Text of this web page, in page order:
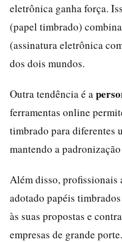
eletrônica ganha força.
(papel timbrado)
(assinatura eletrônica
dos dois mundos.
Outra tendência é a
ferramentas online
timbrado para diferentes
mantendo a
Além disso, profissionais
adotado papéis
às suas propostas e
empresas de grande porte.